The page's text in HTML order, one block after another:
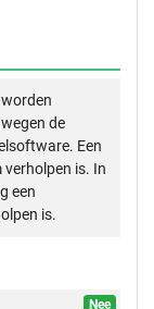
de
Een
is. In
een
is.
Nee